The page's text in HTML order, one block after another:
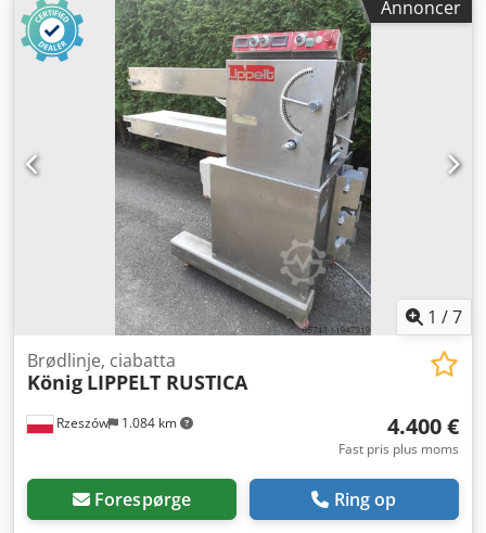
Annoncer
1 /7
Rzeszów 1.084 km
Brødlinje, ciabatta
König LIPPELT RUSTICA
4.400 €
Fast pris plus moms
Forespørge Ring op